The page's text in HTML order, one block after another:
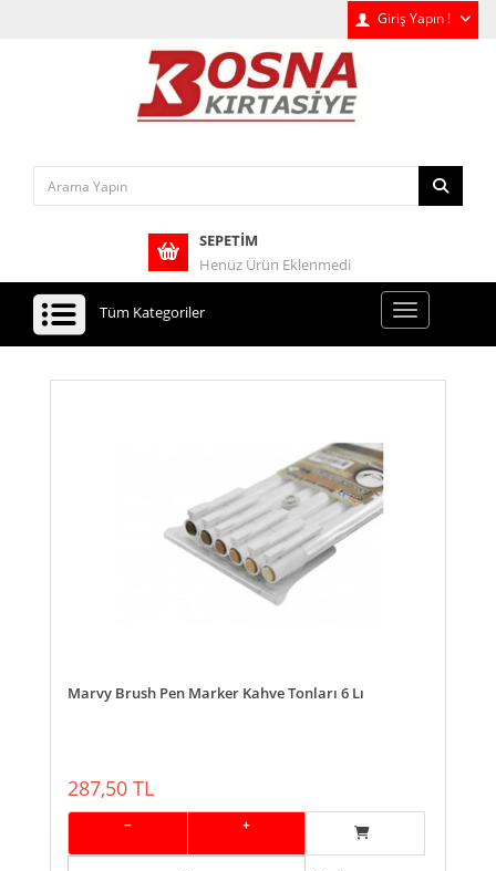
Giriş Yapın !
SEPETIM
Henüz Ürün Eklenmedi
Tüm Kategoriler
Marvy Brush Pen Marker Kahve Tonları 6 Lı
287,50 TL
− +